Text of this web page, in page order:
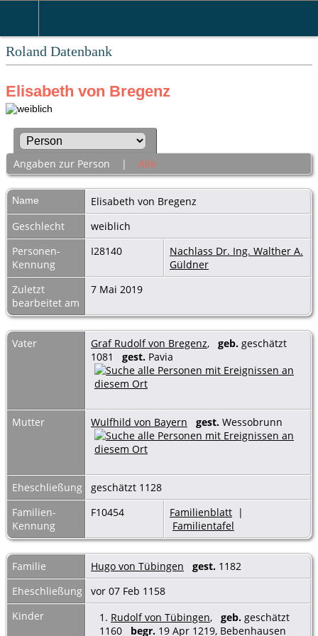
Roland Datenbank
Elisabeth von Bregenz
Angaben zur Person | Alle
Name Elisabeth von Bregenz
Geschlecht
weiblich
Personen-
Kennung
I28140
Nachlass Dr. Ing. Walther A.
Güldner
Zuletzt
bearbeitet am
7 Mai 2019
Vater Graf Rudolf von Bregenz, geb. geschätzt
1081 gest. Pavia
Mutter Wulfhild von Bayern gest. Wessobrunn
Eheschließung
geschätzt 1128
Familien-
Kennung
F10454 Familienblatt |
Familientafel
Familie Hugo von Tübingen gest. 1182
Eheschließung
vor 07 Feb 1158
Kinder
1. Rudolf von Tübingen, geb. geschätzt
1160 begr. 19 Apr 1219, Bebenhausen